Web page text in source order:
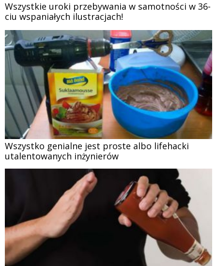
Wszystkie uroki przebywania w samotności w 36-
ciu wspaniałych ilustracjach!
Wszystko genialne jest proste albo lifehacki
utalentowanych inżynierów